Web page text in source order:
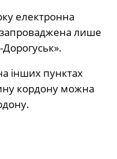
електронна
лише
інших пунктах
кордону можна